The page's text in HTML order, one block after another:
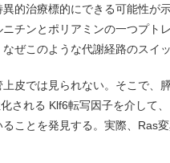
的治療標的にできる可能性が
チンとポリアミンの一つプト
ぜこのような代謝経路のスイ
皮では見られない。そこで、
される Klf6転写因子を介して
ことを発見する。実際、Ras